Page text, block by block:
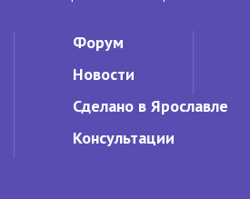
Форум
Новости
Сделано в Ярославле
Консультации